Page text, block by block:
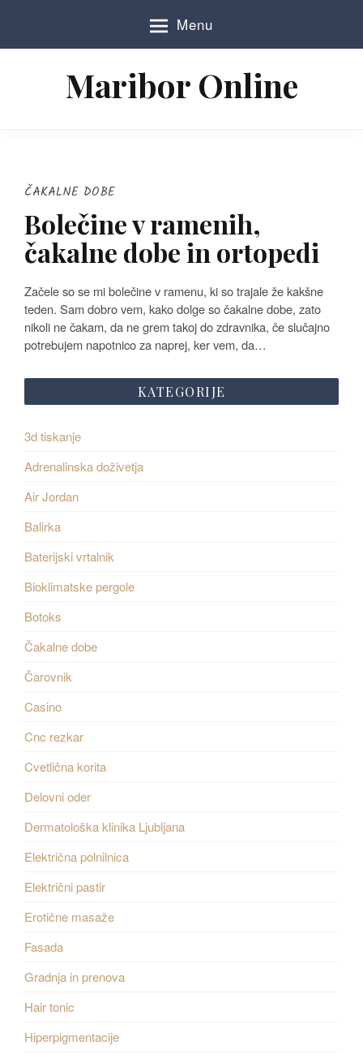
Menu
Maribor Online
ČAKALNE DOBE
Bolečine v ramenih,
čakalne dobe in ortopedi
Začele so se mi bolečine v ramenu, ki so trajale že kakšne
teden. Sam dobro vem, kako dolge so čakalne dobe, zato
nikoli ne čakam, da ne grem takoj do zdravnika, če slučajno
potrebujem napotnico za naprej, ker vem, da…
KATEGORIJE
3d tiskanje
Adrenalinska doživetja
Air Jordan
Balirka
Baterijski vrtalnik
Bioklimatske pergole
Botoks
Čakalne dobe
Čarovnik
Casino
Cnc rezkar
Cvetlična korita
Delovni oder
Dermatološka klinika Ljubljana
Električna polnilnica
Električni pastir
Erotične masaže
Fasada
Gradnja in prenova
Hair tonic
Hiperpigmentacije